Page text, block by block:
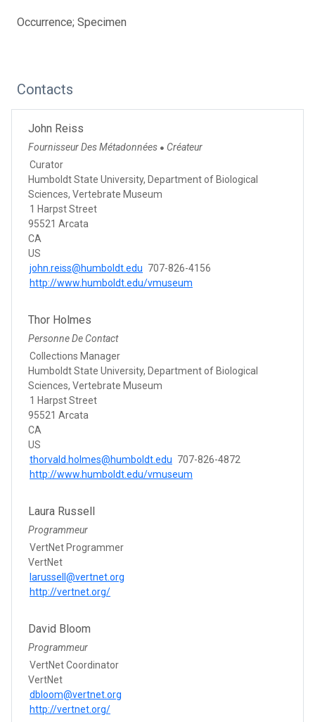
Occurrence; Specimen
Contacts
John Reiss
Fournisseur Des Métadonnées ● Créateur
Curator
Humboldt State University, Department of Biological
Sciences, Vertebrate Museum
1 Harpst Street
95521 Arcata
CA
US
john.reiss@humboldt.edu 707-826-4156
http://www.humboldt.edu/vmuseum
Thor Holmes
Personne De Contact
Collections Manager
Humboldt State University, Department of Biological
Sciences, Vertebrate Museum
1 Harpst Street
95521 Arcata
CA
US
thorvald.holmes@humboldt.edu 707-826-4872
http://www.humboldt.edu/vmuseum
Laura Russell
Programmeur
VertNet Programmer
VertNet
larussell@vertnet.org
http://vertnet.org/
David Bloom
Programmeur
VertNet Coordinator
VertNet
dbloom@vertnet.org
http://vertnet.org/